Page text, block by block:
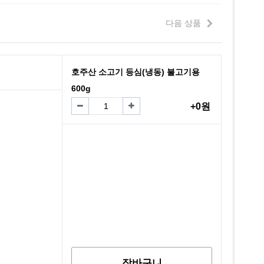
다음 상품
호주산 소고기 등심(냉동) 불고기용
600g
+0원